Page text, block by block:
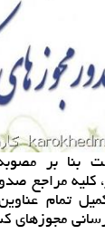
بنا بر
كلیه مراجع
تمام
مجوزهای